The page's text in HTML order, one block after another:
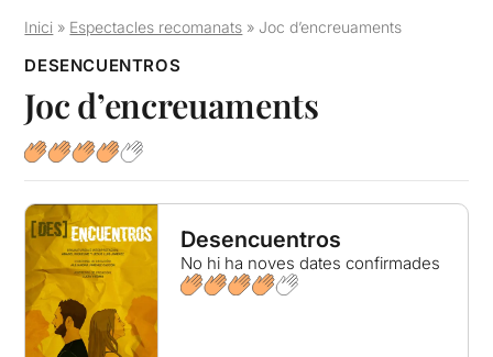
Inici » Espectacles recomanats » Joc d’encreuaments
DESENCUENTROS
Joc d’encreuaments
Desencuentros
No hi ha noves dates confirmades